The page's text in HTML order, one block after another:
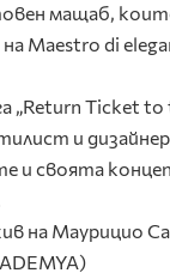
мащаб,
Maestro di
„Return Ticket tо
и
и своята
на Маурицио